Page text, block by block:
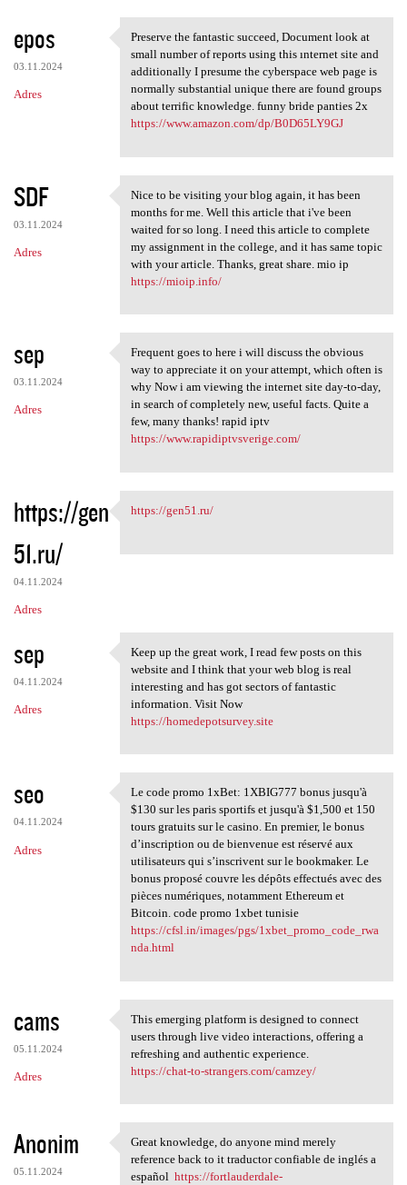
epos
03.11.2024
Adres
Preserve the fantastic
Preserve the fantastic succeed, Document look at
small number of reports using this ınternet site and
additionally I presume the cyberspace web page is
normally substantial unique there are found groups
about terrific knowledge. funny bride panties 2x
https://www.amazon.com/dp/B0D65LY9GJ
SDF
03.11.2024
Adres
Nice to be visiting your blog
Nice to be visiting your blog again, it has been
months for me. Well this article that i've been
waited for so long. I need this article to complete
my assignment in the college, and it has same topic
with your article. Thanks, great share. mio ip
https://mioip.info/
sep
03.11.2024
Adres
Frequent goes to here i will
Frequent goes to here i will discuss the obvious
way to appreciate it on your attempt, which often is
why Now i am viewing the internet site day-to-day,
in search of completely new, useful facts. Quite a
few, many thanks! rapid iptv
https://www.rapidiptvsverige.com/
https://gen
51.ru/
04.11.2024
Adres
https://gen51.ru/
https://gen51.ru/
sep
04.11.2024
Adres
Keep up the great work, I
Keep up the great work, I read few posts on this
website and I think that your web blog is real
interesting and has got sectors of fantastic
information. Visit Now
https://homedepotsurvey.site
seo
04.11.2024
Adres
Le code promo 1xBet: 1XBIG777
Le code promo 1xBet: 1XBIG777 bonus jusqu'à
$130 sur les paris sportifs et jusqu'à $1,500 et 150
tours gratuits sur le casino. En premier, le bonus
d’inscription ou de bienvenue est réservé aux
utilisateurs qui s’inscrivent sur le bookmaker. Le
bonus proposé couvre les dépôts effectués avec des
pièces numériques, notamment Ethereum et
Bitcoin. code promo 1xbet tunisie
https://cfsl.in/images/pgs/1xbet_promo_code_rwa
nda.html
cams
05.11.2024
Adres
This emerging platform is
This emerging platform is designed to connect
users through live video interactions, offering a
refreshing and authentic experience.
https://chat-to-strangers.com/camzey/
Anonim
05.11.2024
Great knowledge, do anyone
Great knowledge, do anyone mind merely
reference back to it traductor confiable de inglés a
español https://fortlauderdale-